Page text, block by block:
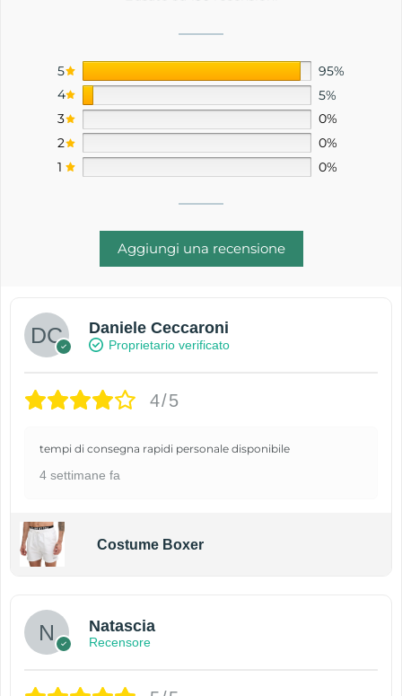
5
95%
4
5%
3
0%
2
0%
1
0%
Aggiungi una recensione
Daniele Ceccaroni
Proprietario verificato
4/5
tempi di consegna rapidi personale disponibile
4 settimane fa
Costume Boxer
Natascia
Recensore